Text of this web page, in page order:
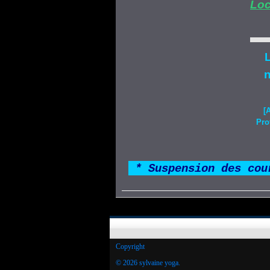
* Suspension des
Copyright
© 2026 sylvaine yoga.